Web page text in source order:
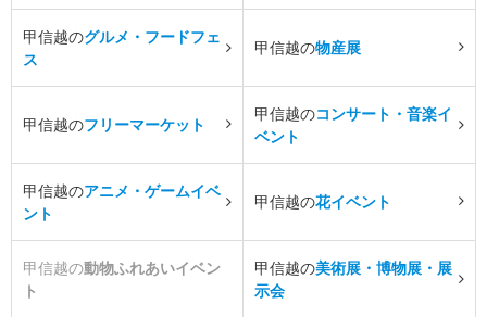
甲信越のグルメ・フードフェ
ス
甲信越の物産展
甲信越のフリーマーケット
甲信越のコンサート・音楽イ
ベント
甲信越のアニメ・ゲームイベ
ント
甲信越の花イベント
甲信越の動物ふれあいイベン
ト
甲信越の美術展・博物展・展
示会